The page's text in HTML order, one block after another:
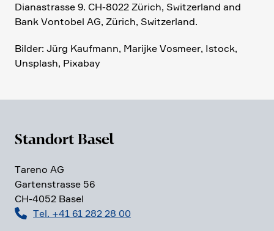
Diana­strasse 9. CH-8022 Zürich, Switz­er­land and
Bank Vontobel AG, Zürich, Switz­er­land.
Bilder: Jürg Kaufmann, Marijke Vosmeer, Istock,
Unsplash, Pixabay
Standort Basel
Tareno AG
Garten­strasse 56
CH-4052 Basel
Tel. +41 61 282 28 00